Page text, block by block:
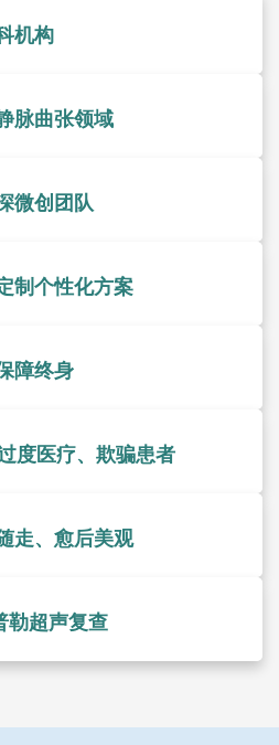
机构
脉曲张领域
微创团队
制个性化方案
障终身
度医疗、欺骗患者
走、愈后美观
勒超声复查